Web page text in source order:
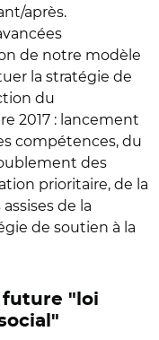
après.
de notre modèle
la stratégie de
du
2017 : lancement
compétences, du
des
prioritaire, de la
de la
de soutien à la
future "loi